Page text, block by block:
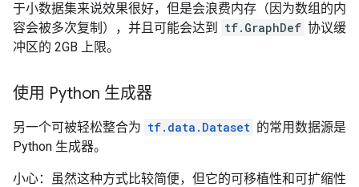
于小数据集来说效果很好，但是会浪费内存（因为数组的内
容会被多次复制），并且可能会达到
tf.GraphDef 协议缓
冲区的 2GB 上限。
使用 Python 生成器
另一个可被轻松整合为 tf.data.Dataset 的常用数据源是
Python 生成器。
小心：虽然这种方式比较简便，但它的可移植性和可扩缩性